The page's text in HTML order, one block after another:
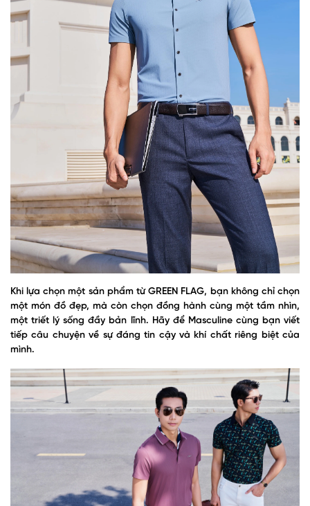
Khi lựa chọn một sản phẩm từ GREEN FLAG, bạn không chỉ chọn
một món đồ đẹp, mà còn chọn đồng hành cùng một tầm nhìn,
một triết lý sống đầy bản lĩnh. Hãy để Masculine cùng bạn viết
tiếp câu chuyện về sự đáng tin cậy và khí chất riêng biệt của
mình.